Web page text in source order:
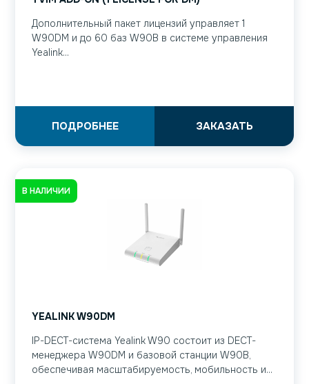
Дополнительный пакет лицензий управляет 1
W90DM и до 60 баз W90B в системе управления
Yealink...
ЗАКАЗАТЬ
ПОДРОБНЕЕ
В НАЛИЧИИ
YEALINK W90DM
IP-DECT-система Yealink W90 состоит из DECT-
менеджера W90DM и базовой станции W90B,
обеспечивая масштабируемость, мобильность и...